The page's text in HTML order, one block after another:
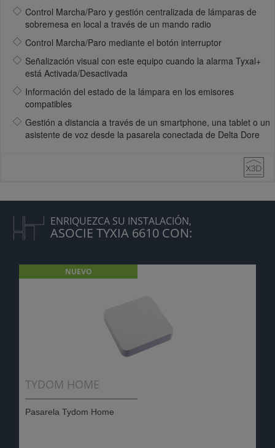
Control Marcha/Paro y gestión centralizada de lámparas de
sobremesa en local a través de un mando radio
Control Marcha/Paro mediante el botón interruptor
Señalización visual con este equipo cuando la alarma Tyxal+
está Activada/Desactivada
Información del estado de la lámpara en los emisores
compatibles
Gestión a distancia a través de un smartphone, una tablet o un
asistente de voz desde la pasarela conectada de Delta Dore
ENRIQUEZCA SU INSTALACIÓN,
ASOCIE TYXIA 6610 CON:
NUEVO
TYDOM HOME
Pasarela Tydom Home